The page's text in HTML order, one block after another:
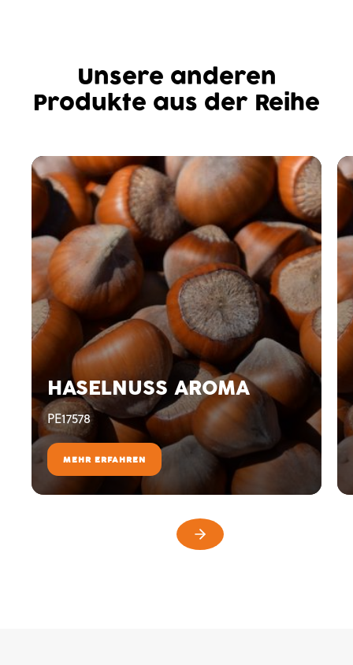
Unsere anderen
Produkte aus der Reihe
HASELNUSS AROMA
PE17578
MEHR ERFAHREN